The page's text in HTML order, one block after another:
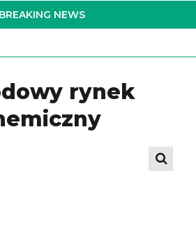
BREAKING NEWS
rynek